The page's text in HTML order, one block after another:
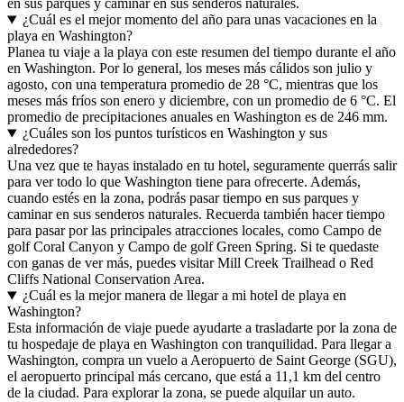
en sus parques y caminar en sus senderos naturales.
¿Cuál es el mejor momento del año para unas vacaciones en la
playa en Washington?
Planea tu viaje a la playa con este resumen del tiempo durante el año
en Washington. Por lo general, los meses más cálidos son julio y
agosto, con una temperatura promedio de 28 °C, mientras que los
meses más fríos son enero y diciembre, con un promedio de 6 °C. El
promedio de precipitaciones anuales en Washington es de 246 mm.
¿Cuáles son los puntos turísticos en Washington y sus
alrededores?
Una vez que te hayas instalado en tu hotel, seguramente querrás salir
para ver todo lo que Washington tiene para ofrecerte. Además,
cuando estés en la zona, podrás pasar tiempo en sus parques y
caminar en sus senderos naturales. Recuerda también hacer tiempo
para pasar por las principales atracciones locales, como Campo de
golf Coral Canyon y Campo de golf Green Spring. Si te quedaste
con ganas de ver más, puedes visitar Mill Creek Trailhead o Red
Cliffs National Conservation Area.
¿Cuál es la mejor manera de llegar a mi hotel de playa en
Washington?
Esta información de viaje puede ayudarte a trasladarte por la zona de
tu hospedaje de playa en Washington con tranquilidad. Para llegar a
Washington, compra un vuelo a Aeropuerto de Saint George (SGU),
el aeropuerto principal más cercano, que está a 11,1 km del centro
de la ciudad. Para explorar la zona, se puede alquilar un auto.